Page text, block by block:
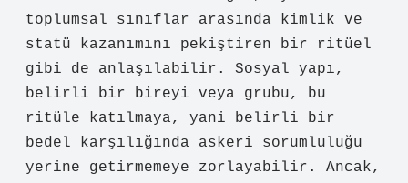
toplumsal sınıflar arasında kimlik ve
statü kazanımını pekiştiren bir ritüel
gibi de anlaşılabilir. Sosyal yapı,
belirli bir bireyi veya grubu, bu
ritüle katılmaya, yani belirli bir
bedel karşılığında askeri sorumluluğu
yerine getirmemeye zorlayabilir. Ancak,